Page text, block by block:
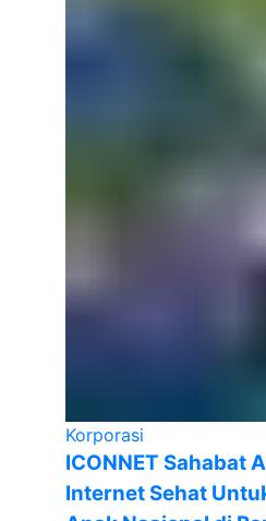
Korporasi
ICONNET Sahabat
Internet Sehat